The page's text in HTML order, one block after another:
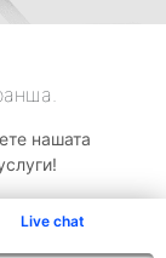
Live chat
нашата